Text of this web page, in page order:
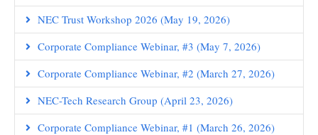
NEC Trust Workshop 2026 (May 19, 2026)
Corporate Compliance Webinar, #3 (May 7, 2026)
Corporate Compliance Webinar, #2 (March 27, 2026)
NEC-Tech Research Group (April 23, 2026)
Corporate Compliance Webinar, #1 (March 26, 2026)